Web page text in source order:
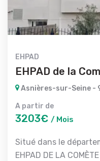
EHPAD
EHPAD de la
Asnières-sur-Seine -
A partir de
3203€ / Mois
Situé dans le
EHPAD DE LA